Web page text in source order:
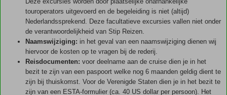
touroperators uitgevoerd en de begeleiding is niet (altijd)
Nederlandssprekend. Deze facultatieve excursies vallen niet onder
de verantwoordelijkheid van Stip Reizen.
Naamswijziging: in het geval van een naamswijziging dienen wij
hiervoor de kosten op te vragen bij de rederij.
Reisdocumenten: voor deelname aan de cruise dien je in het
bezit te zijn van een paspoort welke nog 6 maanden geldig dient te
zijn bij thuiskomst. Voor de Verenigde Staten dien je in het bezit te
zijn van een ESTA-formulier (ca. 40 US dollar per persoon). Het